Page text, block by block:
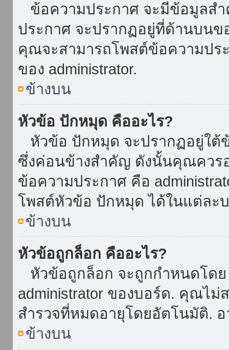
ข้อความประกาศ จะมีข้อมูลส
ประกาศ จะปรากฏอยู่ที่ด้านบนข
คุณจะสามารถโพสต์ข้อความป
ของ administrator.
ข้างบน
หัวข้อ ปักหมุด คืออะไร?
หัวข้อ ปักหมุด จะปรากฏอยู่ใต้
ซึ่งค่อนข้างสำคัญ ดังนั้นคุณควร
ข้อความประกาศ คือ
โพสต์หัวข้อ ปักหมุด ได้ในแต่ละ
ข้างบน
หัวข้อถูกล็อก คืออะไร?
หัวข้อถูกล็อก จะถูกกำหนดโดย
administrator ของบอร์ด. คุณไ
สำรวจที่หมดอายุโดยอัตโนมัติ.
ข้างบน